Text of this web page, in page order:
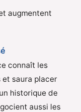
augmentent
connaît les
et saura placer
historique de
aussi les